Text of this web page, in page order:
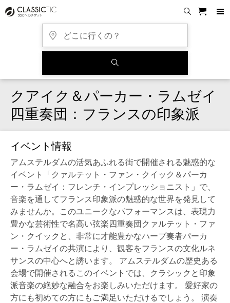
クアイク＆パーカー・ラムゼイ
四重奏団：フランスの印象派
イベント情報
アムステルダムの活気あふれる街で開催される魅惑的な
イベント「クァルテット・ファン・クイック＆パーカ
ー・ラムゼイ：フレンチ・インプレッショニスト」で、
音楽を通してフランス印象派の魅惑的な世界を発見して
みませんか。このユニークなパフォーマンスは、表現力
豊かな芸術性で名高い弦楽四重奏団クァルテット・ファ
ン・クイックと、非常に才能豊かなハープ奏者パーカ
ー・ラムゼイの共演により、観客をフランスの文化ルネ
サンスの中心へと誘います。 アムステルダムの歴史ある
会場で開催されるこのイベントでは、クラシックと印象
派音楽の絶妙な融合をお楽しみいただけます。 愛好家の
方にも初めての方にもご満足いただけるでしょう。 演奏